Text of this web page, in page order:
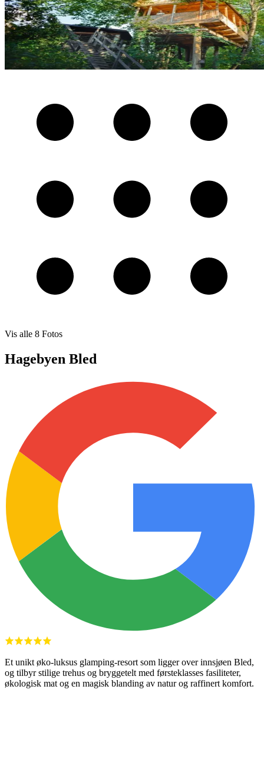
Vis alle 8 Fotos
Hagebyen Bled
Et unikt øko-luksus glamping-resort som ligger over innsjøen Bled,
og tilbyr stilige trehus og bryggetelt med førsteklasses fasiliteter,
økologisk mat og en magisk blanding av natur og raffinert komfort.